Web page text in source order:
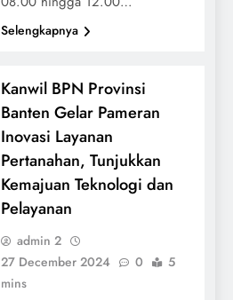
Selengkapnya
Kanwil BPN Provinsi
Banten Gelar Pameran
Inovasi Layanan
Pertanahan, Tunjukkan
Kemajuan Teknologi dan
Pelayanan
admin 2
27 December 2024
0
5
mins